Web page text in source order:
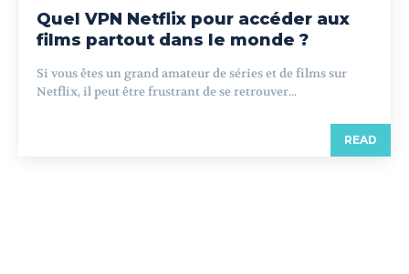
Quel VPN Netflix pour accéder aux
films partout dans le monde ?
Si vous êtes un grand amateur de séries et de films sur
Netflix, il peut être frustrant de se retrouver...
READ